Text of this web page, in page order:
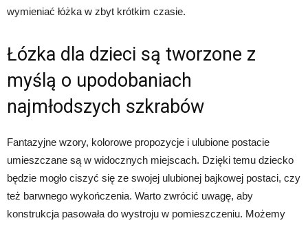
wymieniać łóżka w zbyt krótkim czasie.
Łózka dla dzieci są tworzone z
myślą o upodobaniach
najmłodszych szkrabów
Fantazyjne wzory, kolorowe propozycje i ulubione postacie
umieszczane są w widocznych miejscach. Dzięki temu dziecko
będzie mogło ciszyć się ze swojej ulubionej bajkowej postaci, czy
też barwnego wykończenia. Warto zwrócić uwagę, aby
konstrukcja pasowała do wystroju w pomieszczeniu. Możemy